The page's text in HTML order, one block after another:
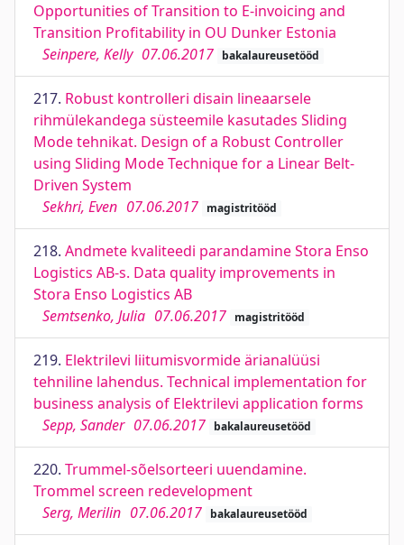
Opportunities of Transition to E-invoicing and
Transition Profitability in OU Dunker Estonia
Seinpere, Kelly 07.06.2017 bakalaureusetööd
217. Robust kontrolleri disain lineaarsele
rihmülekandega süsteemile kasutades Sliding
Mode tehnikat. Design of a Robust Controller
using Sliding Mode Technique for a Linear Belt-
Driven System
Sekhri, Even 07.06.2017 magistritööd
218. Andmete kvaliteedi parandamine Stora Enso
Logistics AB-s. Data quality improvements in
Stora Enso Logistics AB
Semtsenko, Julia 07.06.2017 magistritööd
219. Elektrilevi liitumisvormide ärianalüüsi
tehniline lahendus. Technical implementation for
business analysis of Elektrilevi application forms
Sepp, Sander 07.06.2017 bakalaureusetööd
220. Trummel-sõelsorteeri uuendamine.
Trommel screen redevelopment
Serg, Merilin 07.06.2017 bakalaureusetööd